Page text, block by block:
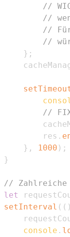
//
//
// Für
//
} ;
//
        res
.
} , 1000 ) ;
}
// Zahlreiche
let
setInterval ( ( )
console .